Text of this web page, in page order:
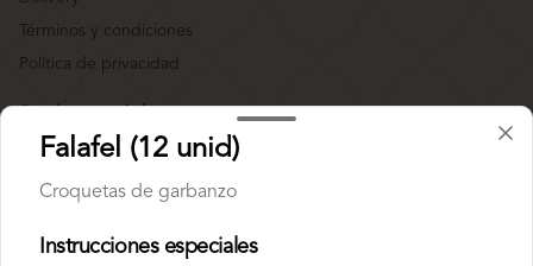
Términos y condiciones
Política de privacidad
Facebook
Falafel (12 unid)
Croquetas de garbanzo
Instrucciones especiales